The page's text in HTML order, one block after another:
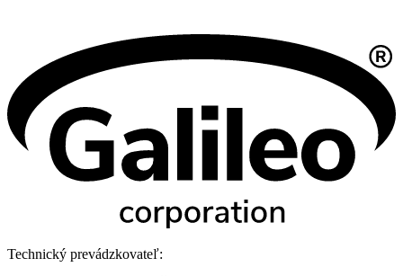
Technický prevádzkovateľ: